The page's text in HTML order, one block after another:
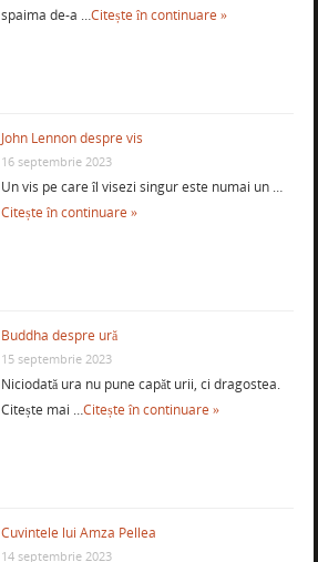
spaima de-a …Citește în continuare »
John Lennon despre vis
16 septembrie 2023
Un vis pe care îl visezi singur este numai un …
Citește în continuare »
Buddha despre ură
15 septembrie 2023
Niciodată ura nu pune capăt urii, ci dragostea.
Citește mai …Citește în continuare »
Cuvintele lui Amza Pellea
14 septembrie 2023